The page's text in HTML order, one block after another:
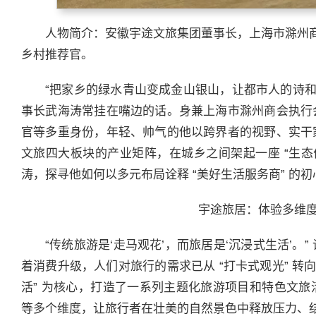
人物简介：安徽宇途文旅集团董事长，上海市滁
乡村推荐官。
“把家乡的绿水青山变成金山银山，让都市人的诗
事长武海涛常挂在嘴边的话。身兼上海市滁州商会执
官等多重身份，年轻、帅气的他以跨界者的视野、实
文旅四大板块的产业矩阵，在城乡之间架起一座 “生
涛，探寻他如何以多元布局诠释 “美好生活服务商” 的初
宇途旅居：体验多维
“传统旅游是‘走马观花’，而旅居是‘沉浸式生活’
着消费升级，人们对旅行的需求已从 “打卡式观光” 转
活” 为核心，打造了一系列主题化旅游项目和特色文
等多个维度，让旅行者在壮美的自然景色中释放压力、